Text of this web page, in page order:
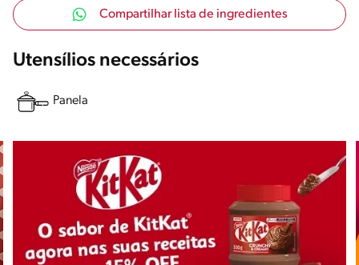
Compartilhar lista de ingredientes
Utensílios necessários
Panela